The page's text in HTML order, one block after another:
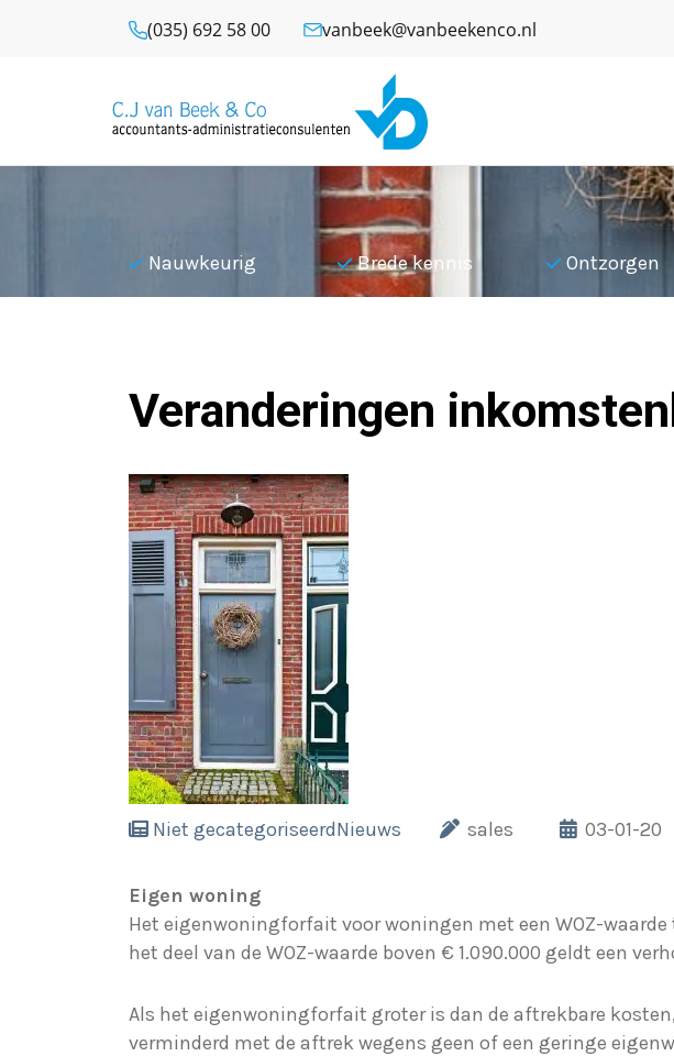
(035) 692 58 00 vanbeek@vanbeekenco.nl
Nauwkeurig Brede kennis Ontzorgen
Veranderingen
Niet gecategoriseerdNieuws sales 03-01-20
Eigen woning
Het eigenwoningforfait voor woningen met een WOZ-waarde
het deel van de WOZ-waarde boven € 1.090.000 geldt een
Als het eigenwoningforfait groter is dan de aftrekbare
verminderd met de aftrek wegens geen of een geringe